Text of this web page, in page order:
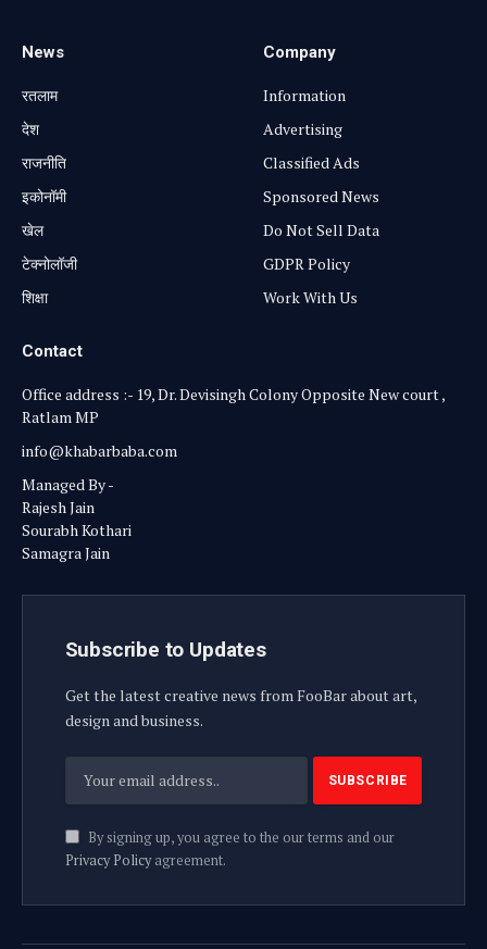
News
रतलाम
⁠देश
राजनीति
⁠इकोनॉमी
खेल
टेक्नोलॉजी
शिक्षा
Company
Information
Advertising
Classified Ads
Sponsored News
Do Not Sell Data
GDPR Policy
Work With Us
Contact
Office address :- 19, Dr. Devisingh Colony Opposite New court ,
Ratlam MP
info@khabarbaba.com
Managed By -
Rajesh Jain
Sourabh Kothari
Samagra Jain
Subscribe to Updates
Get the latest creative news from FooBar about art,
design and business.
By signing up, you agree to the our terms and our
Privacy Policyagreement.